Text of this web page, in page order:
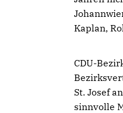
Kaplan,
CDU-
St. Josef
sinnvolle